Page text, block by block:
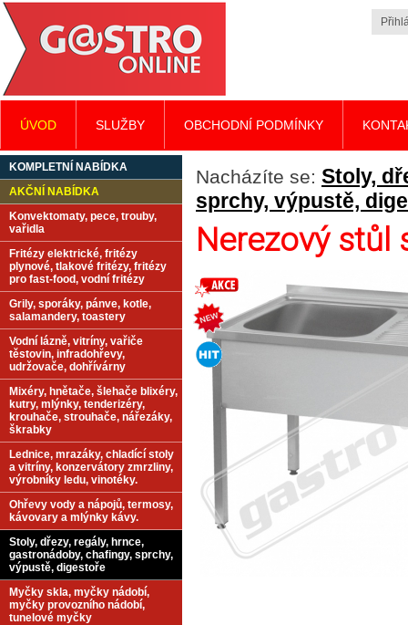
Nacházíte se: Stoly,
sprchy, výpustě,
Nerezový stůl
KOMPLETNÍ NABÍDKA
AKČNÍ NABÍDKA
Konvektomaty, pece, trouby,
vařidla
Fritézy elektrické, fritézy
plynové, tlakové fritézy, fritézy
pro fast-food, vodní fritézy
Grily, sporáky, pánve, kotle,
salamandery, toastery
Vodní lázně, vitríny, vařiče
těstovin, infradohřevy,
udržovače, dohřívárny
Mixéry, hnětače, šlehače blixéry,
kutry, mlýnky, tenderizéry,
krouhače, strouhače, nářezáky,
škrabky
Lednice, mrazáky, chladící stoly
a vitríny, konzervátory zmrzliny,
výrobníky ledu, vinotéky.
Ohřevy vody a nápojů, termosy,
kávovary a mlýnky kávy.
Stoly, dřezy, regály, hrnce,
gastronádoby, chafingy, sprchy,
výpustě, digestoře
Myčky skla, myčky nádobí,
myčky provozního nádobí,
tunelové myčky
ÚVOD SLUŽBY OBCHODNÍ PODMÍNKY